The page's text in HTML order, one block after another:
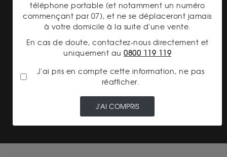
PAIEMENT SECURISÉ
PRIX
téléphone portable (et notamment un numéro
commençant par 07), et ne se déplaceront jamais
à votre domicile à la suite d'une vente.
En cas de doute, contactez-nous directement et
uniquement au 0800 119 119
J'ai pris en compte cette information, ne pas
réafficher.
J'AI COMPRIS